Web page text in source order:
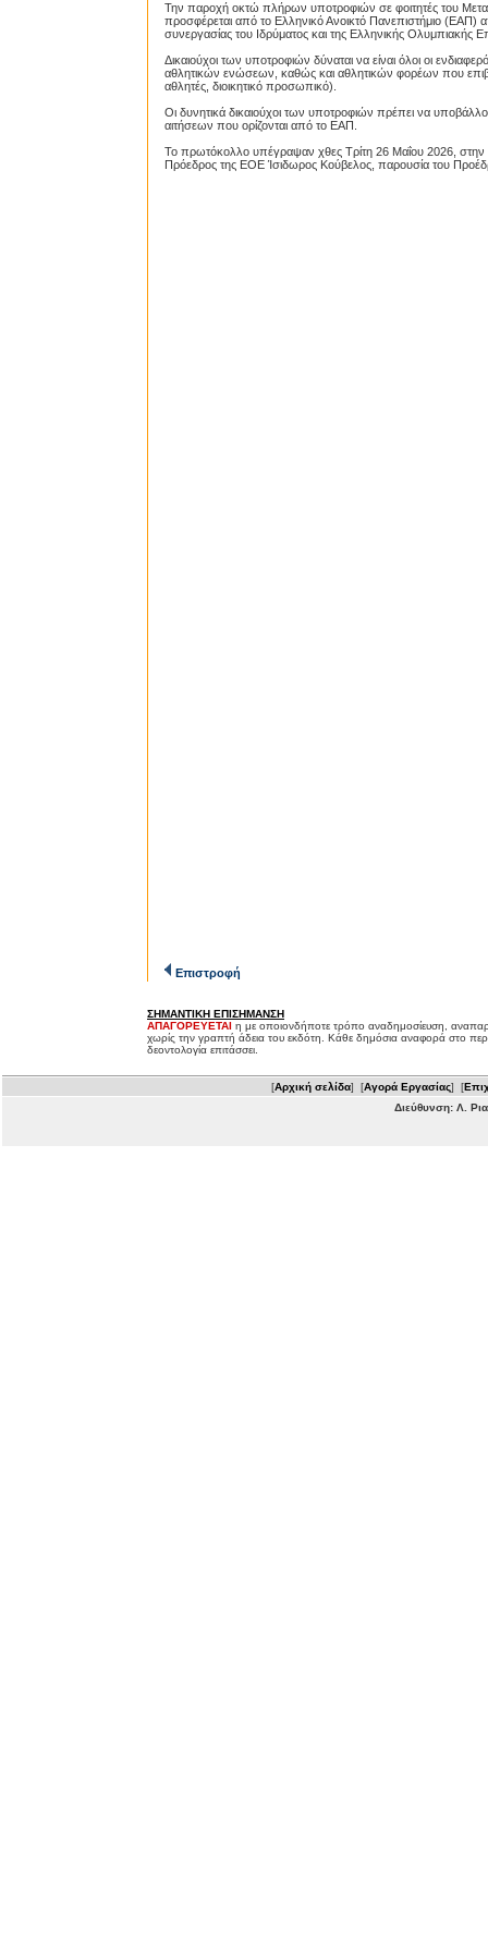
Την παροχή οκτώ πλήρων υποτροφιών σε φοιτητές του
προσφέρεται από το Ελληνικό Ανοικτό Πανεπιστήμιο
συνεργασίας του Ιδρύματος και της Ελληνικής Ολυμπιακής
Δικαιούχοι των υποτροφιών δύναται να είναι όλοι οι
αθλητικών ενώσεων, καθώς και αθλητικών φορέων που
αθλητές, διοικητικό προσωπικό).
Οι δυνητικά δικαιούχοι των υποτροφιών πρέπει να
αιτήσεων που ορίζονται από το ΕΑΠ.
Το πρωτόκολλο υπέγραψαν χθες Τρίτη 26 Μαΐου 2026,
Πρόεδρος της ΕΟΕ Ίσιδωρος Κούβελος, παρουσία του
Επιστροφή
ΣΗΜΑΝΤΙΚΗ ΕΠΙΣΗΜΑΝΣΗ
ΑΠΑΓΟΡΕΥΕΤΑΙ η με οποιονδήποτε τρόπο αναδημοσίευση,
χωρίς την γραπτή άδεια του εκδότη. Κάθε δημόσια αναφορά στο
δεοντολογία επιτάσσει.
[Αρχική σελίδα] [Αγορά Εργασίας] [
Διεύθυνση: Λ.